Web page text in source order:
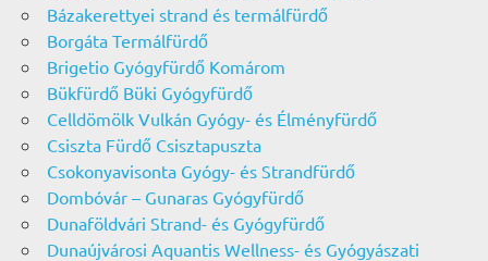
Bázakerettyei strand és termálfürdő
Borgáta Termálfürdő
Brigetio Gyógyfürdő Komárom
Bükfürdő Büki Gyógyfürdő
Celldömölk Vulkán Gyógy- és Élményfürdő
Csiszta Fürdő Csisztapuszta
Csokonyavisonta Gyógy- és Strandfürdő
Dombóvár – Gunaras Gyógyfürdő
Dunaföldvári Strand- és Gyógyfürdő
Dunaújvárosi Aquantis Wellness- és Gyógyászati